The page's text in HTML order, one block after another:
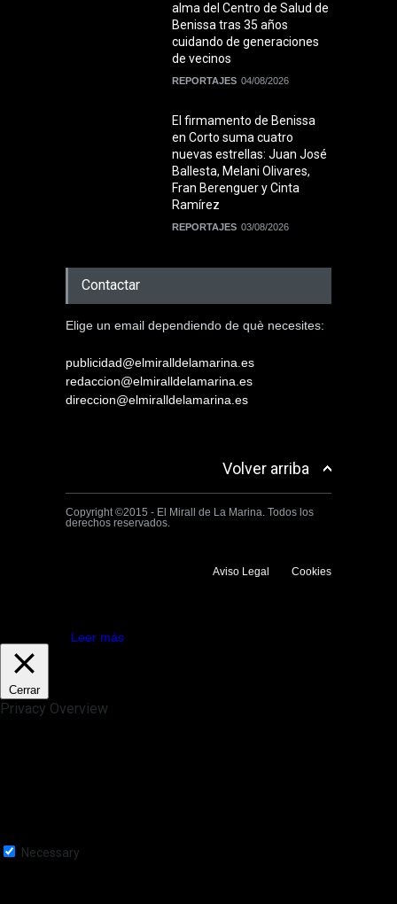
alma del Centro de Salud de
Benissa tras 35 años
cuidando de generaciones
de vecinos
REPORTAJES 04/08/2026
El firmamento de Benissa
en Corto suma cuatro
nuevas estrellas: Juan José
Ballesta, Melani Olivares,
Fran Berenguer y Cinta
Ramírez
REPORTAJES 03/08/2026
Contactar
Elige un email dependiendo de què necesites:
publicidad@elmiralldelamarina.es
redaccion@elmiralldelamarina.es
direccion@elmiralldelamarina.es
Volver arriba
Copyright ©2015 - El Mirall de La Marina. Todos los
derechos reservados.
Aviso Legal Cookies
Leer más
Cerrar
Privacy Overview
Necessary